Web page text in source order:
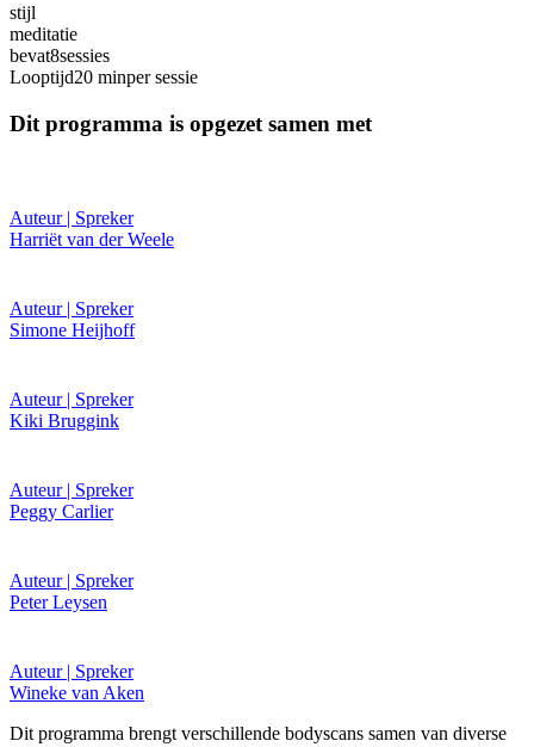
stijl
meditatie
bevat8sessies
Looptijd20 minper sessie
Dit programma is opgezet samen met
Auteur | Spreker
Harriët van der Weele
Auteur | Spreker
Simone Heijhoff
Auteur | Spreker
Kiki Bruggink
Auteur | Spreker
Peggy Carlier
Auteur | Spreker
Peter Leysen
Auteur | Spreker
Wineke van Aken
Dit programma brengt verschillende bodyscans samen van diverse